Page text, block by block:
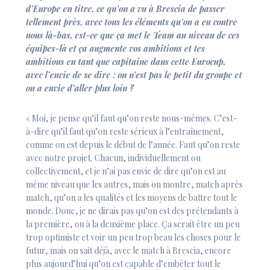
d’Europe en titre, ce qu’on a vu à Brescia de passer
tellement près, avec tous les éléments qu’on a eu contre
nous là-bas, est-ce que ça met le Team au niveau de ces
équipes-là et ça augmente vos ambitions et tes
ambitions en tant que capitaine dans cette Eurocup,
avec l’envie de se dire : on n’est pas le petit du groupe et
on a envie d’aller plus loin ?
« Moi, je pense qu’il faut qu’on reste nous-mêmes. C’est-
à-dire qu’il faut qu’on reste sérieux à l’entraînement,
comme on est depuis le début de l’année. Faut qu’on reste
avec notre projet. Chacun, individuellement ou
collectivement, et je n’ai pas envie de dire qu’on est au
même niveau que les autres, mais on montre, match après
match, qu’on a les qualités et les moyens de battre tout le
monde. Donc, je ne dirais pas qu’on est des prétendants à
la première, ou à la deuxième place. Ça serait être un peu
trop optimiste et voir un peu trop beau les choses pour le
futur, mais on sait déjà, avec le match à Brescia, encore
plus aujourd’hui qu’on est capable d’embêter tout le